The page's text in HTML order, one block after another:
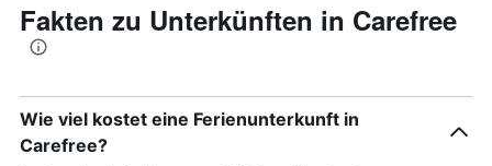
Fakten zu Unterkünften in Carefree
Wie viel kostet eine Ferienunterkunft in
Carefree?